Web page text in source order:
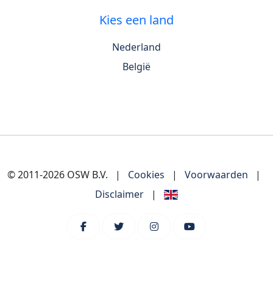
Kies een land
Nederland
België
© 2011-2026 OSW B.V. | Cookies | Voorwaarden
|
Disclaimer
|